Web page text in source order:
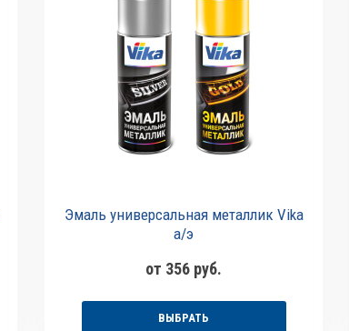
Эмаль универсальная металлик Vika
а/э
от 356 руб.
ВЫБРАТЬ